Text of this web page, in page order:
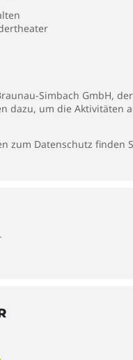
Simbach GmbH,
dazu, um die
zum Datenschutz finden